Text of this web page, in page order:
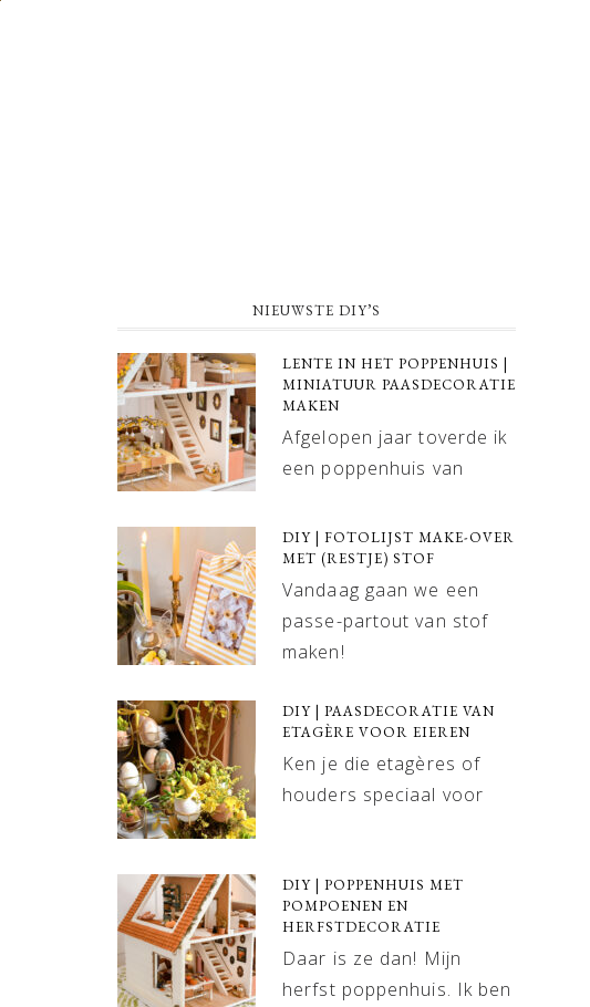
NIEUWSTE DIY’S
LENTE IN HET POPPENHUIS |
MINIATUUR PAASDECORATIE
MAKEN
Afgelopen jaar toverde ik
een poppenhuis van
DIY | FOTOLIJST MAKE-OVER
MET (RESTJE) STOF
Vandaag gaan we een
passe-partout van stof
maken!
DIY | PAASDECORATIE VAN
ETAGÈRE VOOR EIEREN
Ken je die etagères of
houders speciaal voor
DIY | POPPENHUIS MET
POMPOENEN EN
HERFSTDECORATIE
Daar is ze dan! Mijn
herfst poppenhuis. Ik ben